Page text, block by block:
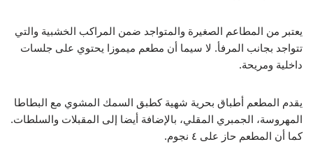
يعتبر من المطاعم الصغيرة والمتواجد ضمن المراكب الخشبية والتي
تتواجد بجانب المرفأ. لا سيما أن مطعم ميموزا يحتوي على جلسات
داخلية ومريحة.
يقدم المطعم أطباق بحرية شهية كطبق السمك المشوي مع البطاطا
المهروسة، الجمبري المقلي، بالإضافة أيضا إلى المقبلات والسلطات.
كما أن المطعم حاز على ٤ نجوم.